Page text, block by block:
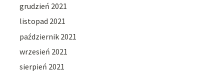
grudzień 2021
listopad 2021
październik 2021
wrzesień 2021
sierpień 2021